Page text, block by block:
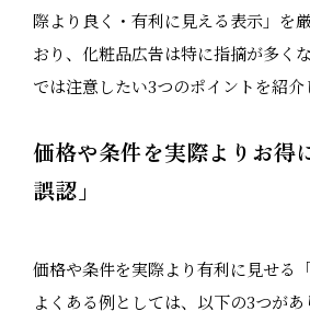
際より良く・有利に見える表示」を
おり、化粧品広告は特に指摘が多く
では注意したい3つのポイントを紹介
価格や条件を実際よりお得
誤認」
価格や条件を実際より有利に見せる
よくある例としては、以下の3つがあ